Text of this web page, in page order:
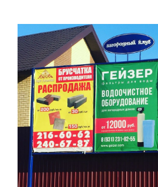
Реклама в